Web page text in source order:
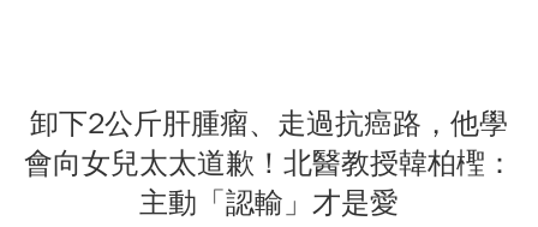
卸下2公斤肝腫瘤、走過抗癌路，他學
會向女兒太太道歉！北醫教授韓柏檉：
主動「認輸」才是愛